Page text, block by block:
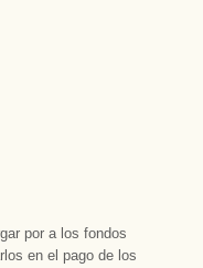
por a los fondos
en el pago de los